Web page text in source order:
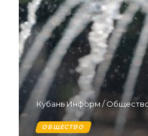
Кубань Информ /
ОБЩЕСТВО